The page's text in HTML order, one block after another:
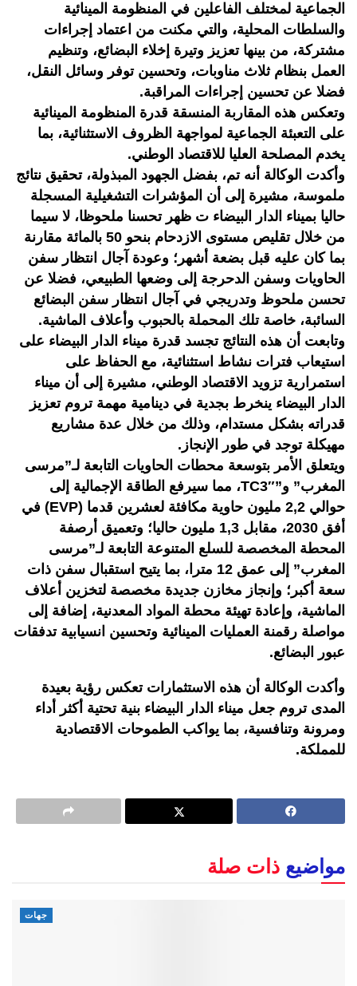
الجماعية لمختلف الفاعلين في المنظومة المينائية
والسلطات المحلية، والتي مكنت من اعتماد إجراءات
مشتركة، من بينها تعزيز وتيرة إخلاء البضائع، وتنظيم
العمل بنظام ثلاث مناوبات، وتحسين توفر وسائل النقل،
فضلا عن تحسين إجراءات المراقبة.
وتعكس هذه المقاربة المنسقة قدرة المنظومة المينائية
على التعبئة الجماعية لمواجهة الظروف الاستثنائية، بما
يخدم المصلحة العليا للاقتصاد الوطني.
وأكدت الوكالة أنه تم، بفضل الجهود المبذولة، تحقيق نتائج
ملموسة، مشيرة إلى أن المؤشرات التشغيلية المسجلة
حاليا بميناء الدار البيضاء ت ظهر تحسنا ملحوظا، لا سيما
من خلال تقليص مستوى الازدحام بنحو 50 بالمائة مقارنة
بما كان عليه قبل بضعة أشهر؛ وعودة آجال انتظار سفن
الحاويات وسفن الدحرجة إلى وضعها الطبيعي، فضلا عن
تحسن ملحوظ وتدريجي في آجال انتظار سفن البضائع
السائبة، خاصة تلك المحملة بالحبوب وأعلاف الماشية.
وتابعت أن هذه النتائج تجسد قدرة ميناء الدار البيضاء على
استيعاب فترات نشاط استثنائية، مع الحفاظ على
استمرارية تزويد الاقتصاد الوطني، مشيرة إلى أن ميناء
الدار البيضاء ينخرط بجدية في دينامية مهمة تروم تعزيز
قدراته بشكل مستدام، وذلك من خلال عدة مشاريع
مهيكلة توجد في طور الإنجاز.
ويتعلق الأمر بتوسعة محطات الحاويات التابعة لـ”مرسى
المغرب” و”TC3″، مما سيرفع الطاقة الإجمالية إلى
حوالي 2,2 مليون حاوية مكافئة لعشرين قدما (EVP) في
أفق 2030، مقابل 1,3 مليون حاليا؛ وتعميق أرصفة
المحطة المخصصة للسلع المتنوعة التابعة لـ”مرسى
المغرب” إلى عمق 12 مترا، بما يتيح استقبال سفن ذات
سعة أكبر؛ وإنجاز مخازن جديدة مخصصة لتخزين أعلاف
الماشية، وإعادة تهيئة محطة المواد المعدنية، إضافة إلى
مواصلة رقمنة العمليات المينائية وتحسين انسيابية تدفقات
عبور البضائع.
وأكدت الوكالة أن هذه الاستثمارات تعكس رؤية بعيدة
المدى تروم جعل ميناء الدار البيضاء بنية تحتية أكثر أداء
ومرونة وتنافسية، بما يواكب الطموحات الاقتصادية
للمملكة.
مواضيع ذات صلة
جهات